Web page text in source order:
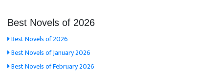
Best Novels of 2026
Best Novels of 2026
Best Novels of January 2026
Best Novels of February 2026